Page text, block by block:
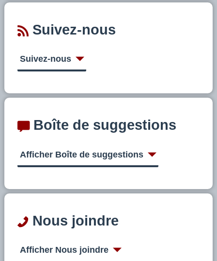
Suivez-nous
Suivez-nous
Boîte de suggestions
Afficher Boîte de suggestions
Nous joindre
Afficher Nous joindre